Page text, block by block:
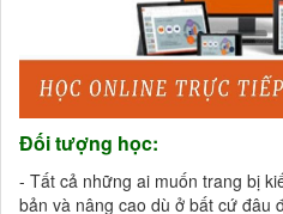
Đối tượng học:
- Tất cả những ai muốn trang bị
bản và nâng cao dù ở bất cứ đâu